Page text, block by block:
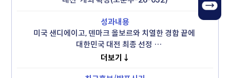
미국 샌디에이고, 덴마크 올보르와 치열한 경합 끝에
대한민국 대전 최종 선정
- 인빅터스 재단, 대한민국 준비 수준과 협력체계, 아시아
더보기↓